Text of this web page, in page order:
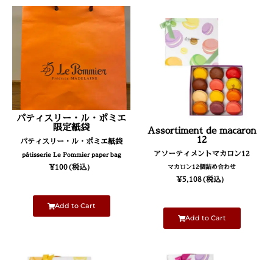
パティスリー・ル・ポミエ
限定紙袋
パティスリー・ル・ポミエ紙袋
pâtisserie Le Pommier paper bag
¥100(税込）
Add to Cart
Assortiment de macaron
12
アソーティメントマカロン12
マカロン12個詰め合わせ
¥5,108(税込）
Add to Cart
フレデリック・マドレーヌのマ
カロン人気の定番フレーバーお
すすめ９種の詰め合わせです。